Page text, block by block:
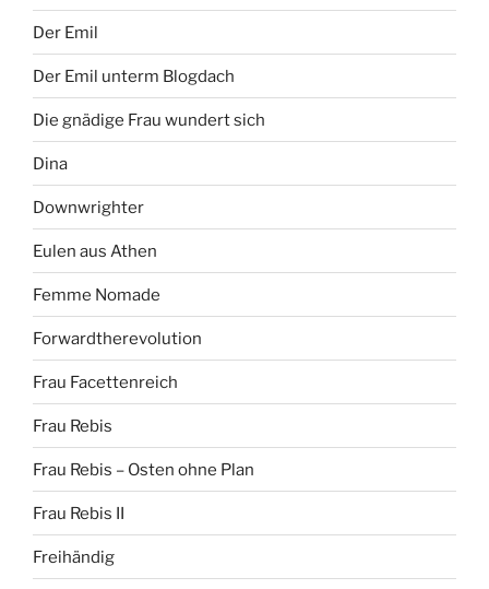
Der Emil
Der Emil unterm Blogdach
Die gnädige Frau wundert sich
Dina
Downwrighter
Eulen aus Athen
Femme Nomade
Forwardtherevolution
Frau Facettenreich
Frau Rebis
Frau Rebis – Osten ohne Plan
Frau Rebis II
Freihändig